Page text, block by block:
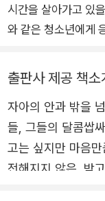
「남친 만들기」
단짝 친구 희영이와
소리 전문 엄마, 재미
대며 주변을 맴도는
나도 남자친구를 사
「문」
백》 등이 있어요. 《
두 번째 그림책이에
시간을 살아가고 있
와 같은 청소년에게
멋진 존재입니다!
출판사 제공 책소
자아의 안과 밖을
들, 그들의 달콤쌉
고는 싶지만 마음
전해지지 않은, 받